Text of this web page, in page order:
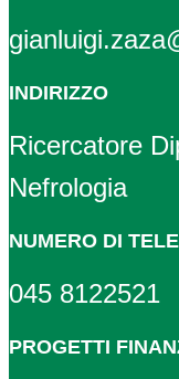
INDIRIZZO
Ricercatore
Nefrologia
NUMERO DI
045 8122521
PROGETTI